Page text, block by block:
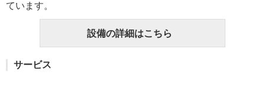
ています。
設備の詳細はこちら
サービス